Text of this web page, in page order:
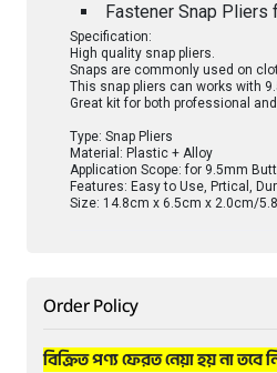
Fastener Snap Pliers
Specification:
High quality snap pliers.
Snaps are commonly used on
This snap pliers can works with
Great kit for both professional
Type: Snap Pliers
Material: Plastic + Alloy
Application Scope: for 9.5mm
Features: Easy to Use, Prtical,
Size: 14.8cm x 6.5cm x 2.0cm/
Order Policy
বিক্রিত পণ্য ফেরত নেয়া হয় না তবে